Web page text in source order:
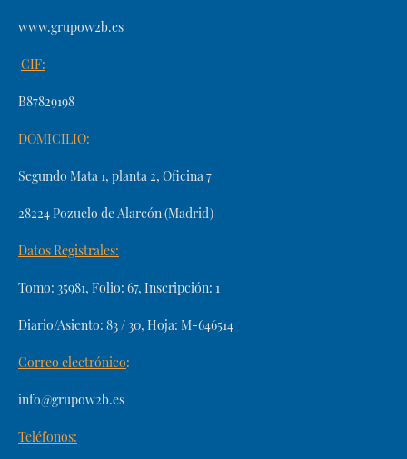
www.grupow2b.es
CIF:
B87829198
DOMICILIO:
Segundo Mata 1, planta 2, Oficina 7
28224 Pozuelo de Alarcón (Madrid)
Datos Registrales:
Tomo: 35981, Folio: 67, Inscripción: 1
Diario/Asiento: 83 / 30, Hoja: M-646514
Correo electrónico:
info@grupow2b.es
Teléfonos: